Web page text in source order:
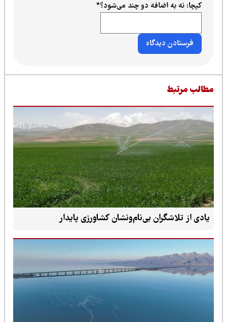
کپچا: نه به اضافه دو چند می‌شود؟*
مرتبط
یادی از تلاشگران بی‌نام‌ونشان کشاورزی پایدار